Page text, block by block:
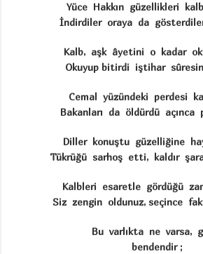
Yüce Hakkın güzellikleri kalbe
İndirdiler oraya da
Kalb, aşk âyetini o kadar
Okuyup bitirdi iştihar
Cemal yüzündeki perdesi
Bakanları da öldürdü açınca
Diller konuştu güzelliğine
Tükrüğü sarhoş etti, kaldır
Kalbleri esaretle gördüğü
Siz zengin oldunuz, seçince
Bu varlıkta ne varsa,
bendendir ;